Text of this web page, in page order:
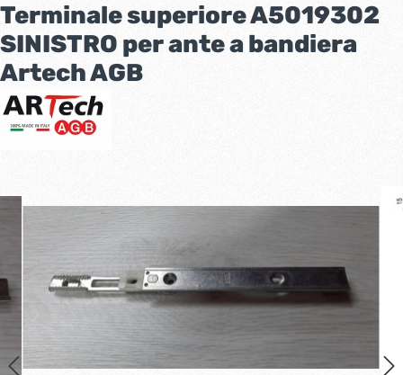
Terminale superiore A5019302
SINISTRO per ante a bandiera
Artech AGB